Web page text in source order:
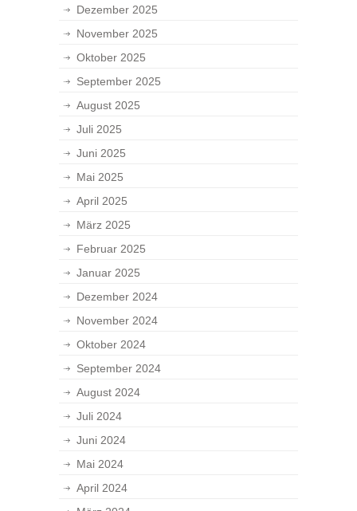
Dezember 2025
November 2025
Oktober 2025
September 2025
August 2025
Juli 2025
Juni 2025
Mai 2025
April 2025
März 2025
Februar 2025
Januar 2025
Dezember 2024
November 2024
Oktober 2024
September 2024
August 2024
Juli 2024
Juni 2024
Mai 2024
April 2024